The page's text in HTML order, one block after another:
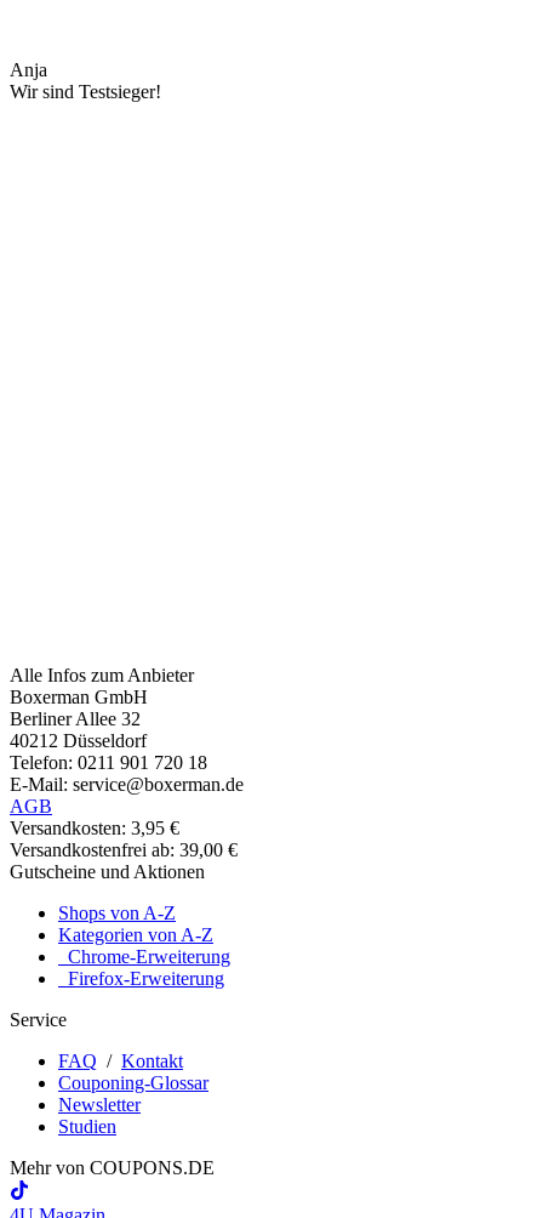
Anja
Wir sind Testsieger!
Alle Infos zum Anbieter
Boxerman GmbH
Berliner Allee 32
40212 Düsseldorf
Telefon: 0211 901 720 18
E-Mail: service@boxerman.de
AGB
Versandkosten: 3,95 €
Versandkostenfrei ab: 39,00 €
Gutscheine und Aktionen
Shops von A-Z
Kategorien von A-Z
Chrome-Erweiterung
Firefox-Erweiterung
Service
FAQ / Kontakt
Couponing-Glossar
Newsletter
Studien
Mehr von COUPONS.DE